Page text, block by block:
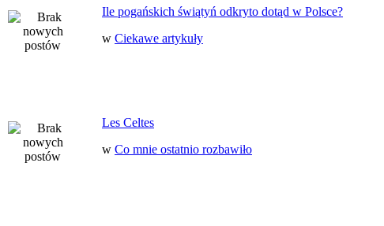
Ile pogańskich świątyń odkryto dotąd w Polsce?
w Ciekawe artykuły
Les Celtes
w Co mnie ostatnio rozbawiło